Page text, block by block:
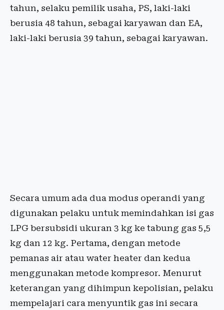
tahun, selaku pemilik usaha, PS, laki-laki
berusia 48 tahun, sebagai karyawan dan EA,
laki-laki berusia 39 tahun, sebagai karyawan.
Secara umum ada dua modus operandi yang
digunakan pelaku untuk memindahkan isi gas
LPG bersubsidi ukuran 3 kg ke tabung gas 5,5
kg dan 12 kg. Pertama, dengan metode
pemanas air atau water heater dan kedua
menggunakan metode kompresor. Menurut
keterangan yang dihimpun kepolisian, pelaku
mempelajari cara menyuntik gas ini secara